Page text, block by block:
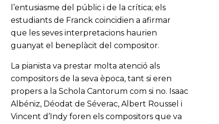
l’entusiasme del públic i de la crítica; els
estudiants de Franck coincidien a afirmar
que les seves interpretacions haurien
guanyat el beneplàcit del compositor.
La pianista va prestar molta atenció als
compositors de la seva època, tant si eren
propers a la Schola Cantorum com si no. Isaac
Albéniz, Déodat de Séverac, Albert Roussel i
Vincent d’Indy foren els compositors que va